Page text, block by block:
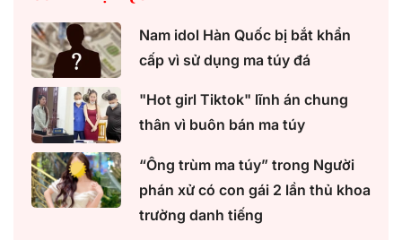
Nam idol Hàn Quốc bị bắt khẩn
cấp vì sử dụng ma túy đá
"Hot girl Tiktok" lĩnh án chung
thân vì buôn bán ma túy
“Ông trùm ma túy” trong Người
phán xử có con gái 2 lần thủ khoa
trường danh tiếng